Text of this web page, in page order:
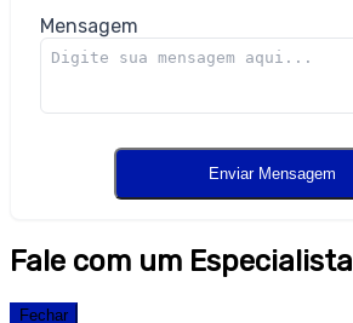
Mensagem
Fale com um Especialista
Fechar